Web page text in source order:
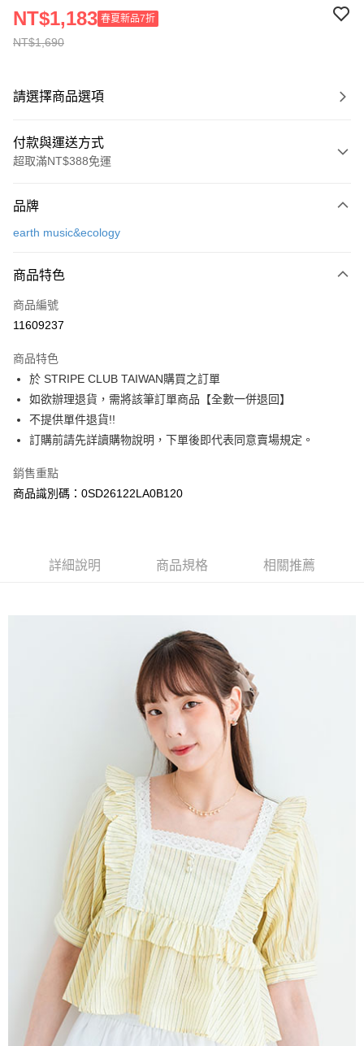
NT$1,690
NT$1,183 春夏新品7折
請選擇商品選項
付款與運送方式
超取滿NT$388免運
信用卡一次付款
3 期 0 利率 每期
合作金庫商業銀行
上海商業儲蓄銀行
臺灣中小企業銀行
匯豐（台灣）商業銀行
華泰商業銀行
聯邦商業銀行
遠東國際商業銀行
元大商業銀行
玉山商業銀行
星展（台灣）商業銀行
台灣樂天信用卡公司
超商取貨付款
LINE Pay
Apple Pay
街口支付
悠遊付
大哥付你分期
相關說明
流程，驗證手機門號後，選擇欲分期的期數、繳款截止日，確認付款後即完
1.分期款項不併入電信帳單，「大哥付你分期」於每月結算日後寄送繳費提
2.透過簡訊連結打開帳單後，可選擇「超商條碼／台灣大直營門市／銀行轉
帳／街口支付／iPASS MONEY」等通路繳費。
1.本服務係由「台灣大哥大股份有限公司」（以下簡稱本公司）所提供，讓
用戶於交易時，得透過本服務購買商品或服務，並由商店將買賣／分期付款
買賣價金債權讓與本公司後，依約使用本公司帳單繳交帳款。
2.基於同意付款使用「大哥付你分期」之契約關係目的，商店將以您的個人
資料（包含姓名、電話或地址）提供予台灣大哥大進項蒐集、處理及利用，
由本公司與您本人進行分期帳單所需資料之確認、核對及更正。
3.完整用戶服務條款，請詳閱以下連結： https://oppay.tw/userRule
【關於「AFTEE先享後付」】
１．簡單：不需註冊會員、不需綁卡、不需儲值。
２．便利：只要手機號碼，簡訊認證，即可結帳。
３．安心：先確認商品／服務後，再付款。
【「AFTEE先享後付」結帳流程】
１．於結帳方式選擇「AFTEE先享後付」後，將跳轉至「AFTEE先享後付」
結帳頁面，進行簡訊認證並確認金額後，即可完成結帳。
２．訂單成立數日內，您將收到繳費通知簡訊。
３．收到繳費通知簡訊後14天內，點擊此簡訊中的連結，可透過四大超商／
ATM／網路銀行／等多元方式進行付款，方視為交易完成。
※ 請注意：結帳手續完成當下不需立刻繳費，但若您需要取消訂單，請聯絡
購買商品的店家。未經商家同意取消之訂單仍視為有效，需透過AFTEE先享
後付繳納相關費用。
※ 交易是否成功請以「AFTEE先享後付 」之結帳頁面顯示為準，若有關於
是否繳費成功／繳費後需取消欲退款等相關疑問，請聯繫「AFTEE先享後付
客戶支援中心」https://netprotections.freshdesk.com/support/home
【注意事項】
１．透過由恩沛科技股份有限公司提供之「AFTEE先享後付」服務完成之交
易，需依本服務之必要範圍內提供個人資料，並將交易相關給付款項請求債
權轉讓予恩沛科技股份有限公司。
２．關於個人資料處理事宜，請瀏覽以下網址：
https://aftee.tw/terms/#terms3
３．未成年的使用者請事先徵得法定代理人或監護人之同意方可使用
「AFTEE先享後付」，若未經同意申辦者引起之損失，本公司不負相關責
４．使用「AFTEE先享後付」時，將依據個別帳號之用戶狀況，依本公司即
時審查核予不同之上限額度；若仍有額度不足之情形，本公司將視審查結果
請求用戶進行身份認證。
５．嚴禁一人註冊多個帳號或使用他人資訊註冊。若發現惡意使用之情形，
每筆NT$60，滿NT$388(含以上)免運費
每筆NT$60，滿NT$388(含以上)免運費
每筆NT$60，滿NT$888(含以上)免運費
每筆NT$60，滿NT$888(含以上)免運費
7-11取貨付款
每筆NT$60，滿NT$888(含以上)免運費
7-11純取貨
每筆NT$60，滿NT$888(含以上)免運費
每筆NT$90，滿NT$888(含以上)免運費
品牌
earth music&ecology
商品特色
商品編號
11609237
商品特色
於 STRIPE CLUB TAIWAN購買之訂單
如欲辦理退貨，需將該筆訂單商品【全數一併退回】
不提供單件退貨!!
訂購前請先詳讀購物說明，下單後即代表同意賣場規定。
銷售重點
商品識別碼：0SD26122LA0B120
詳細說明 商品規格 相關推薦